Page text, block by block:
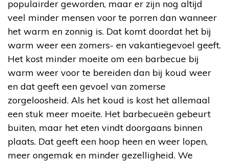
populairder geworden, maar er zijn nog altijd
veel minder mensen voor te porren dan wanneer
het warm en zonnig is. Dat komt doordat het bij
warm weer een zomers- en vakantiegevoel geeft.
Het kost minder moeite om een barbecue bij
warm weer voor te bereiden dan bij koud weer
en dat geeft een gevoel van zomerse
zorgeloosheid. Als het koud is kost het allemaal
een stuk meer moeite. Het barbecueën gebeurt
buiten, maar het eten vindt doorgaans binnen
plaats. Dat geeft een hoop heen en weer lopen,
meer ongemak en minder gezelligheid. We